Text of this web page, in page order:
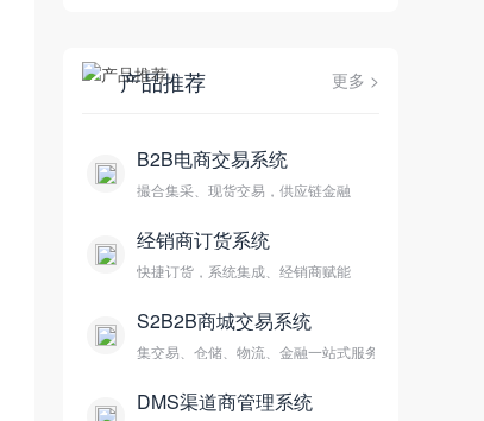
产品推荐 更多 >
B2B电商交易系统
撮合集采、现货交易，供应链金融
经销商订货系统
快捷订货，系统集成、经销商赋能
S2B2B商城交易系统
集交易、仓储、物流、金融一站式服务
DMS渠道商管理系统